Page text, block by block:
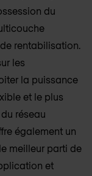
du
rentabilisation.
les
la puissance
et le plus
réseau
également un
meilleur parti de
et